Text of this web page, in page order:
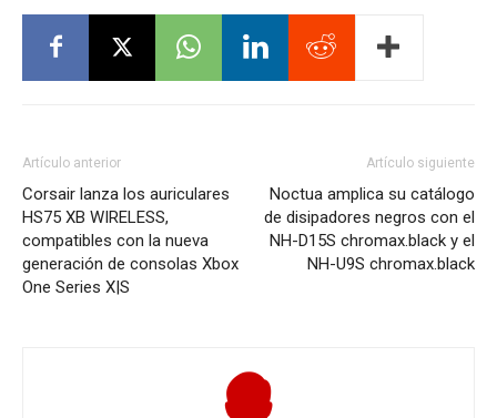
Artículo anterior
Corsair lanza los auriculares
HS75 XB WIRELESS,
compatibles con la nueva
generación de consolas Xbox
One Series X|S
Artículo siguiente
Noctua amplica su catálogo
de disipadores negros con el
NH-D15S chromax.black y el
NH-U9S chromax.black